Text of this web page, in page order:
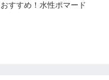
すすめ！水性ポマード